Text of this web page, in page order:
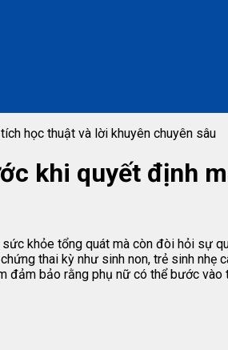
học thuật và lời khuyên chuyên sâu
khi quyết định
khỏe tổng quát mà còn đòi hỏi sự
thai kỳ như sinh non, trẻ sinh nhẹ
đảm bảo rằng phụ nữ có thể bước